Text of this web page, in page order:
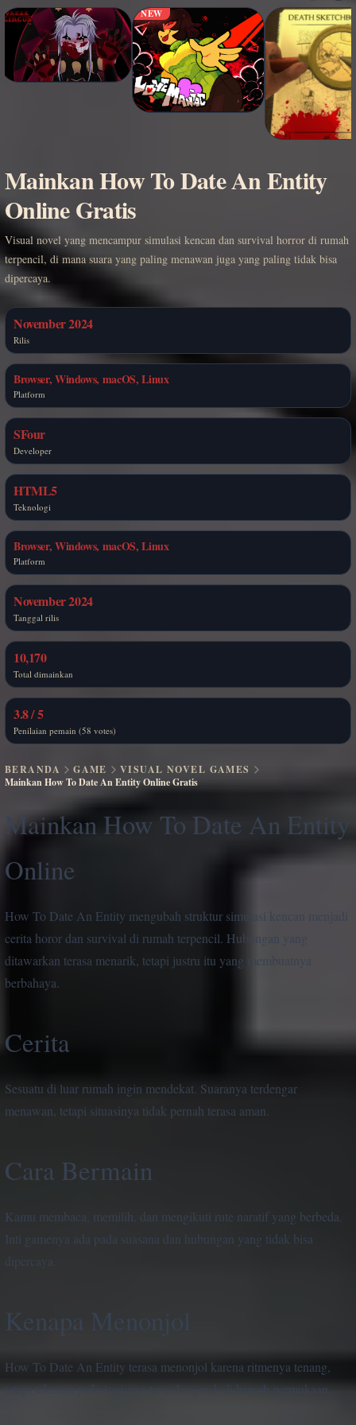
NEW
Mainkan How To Date An Entity
Online Gratis
Visual novel yang mencampur simulasi kencan dan survival horror di rumah
terpencil, di mana suara yang paling menawan juga yang paling tidak bisa
dipercaya.
November 2024
Rilis
Browser, Windows, macOS, Linux
Platform
SFour
Developer
HTML5
Teknologi
Browser, Windows, macOS, Linux
Platform
November 2024
Tanggal rilis
10,170
Total dimainkan
3.8 / 5
Penilaian pemain (58 votes)
BERANDA GAME
VISUAL NOVEL GAMES
Mainkan How To Date An Entity Online Gratis
Mainkan How To Date An Entity
Online
How To Date An Entity mengubah struktur simulasi kencan menjadi
cerita horor dan survival di rumah terpencil. Hubungan yang
ditawarkan terasa menarik, tetapi justru itu yang membuatnya
berbahaya.
Cerita
Sesuatu di luar rumah ingin mendekat. Suaranya terdengar
menawan, tetapi situasinya tidak pernah terasa aman.
Cara Bermain
Kamu membaca, memilih, dan mengikuti rute naratif yang berbeda.
Inti gamenya ada pada suasana dan hubungan yang tidak bisa
dipercaya.
Kenapa Menonjol
How To Date An Entity terasa menonjol karena ritmenya tenang,
tetapi tekanan psikologisnya terus bergerak di bawah permukaan.